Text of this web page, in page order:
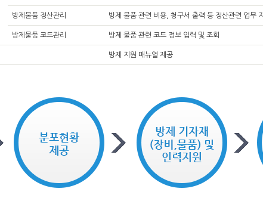
방제물품 정산관리 방제 물품 관련 비용, 청구서 출력 등 정산관련 업무
방제물품 코드관리 방제 물품 관련 코드 정보 입력 및 조회
방제 지원 매뉴얼 제공